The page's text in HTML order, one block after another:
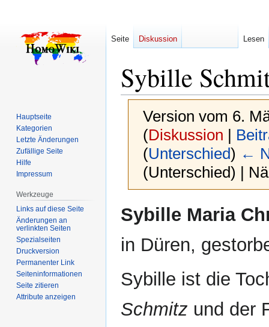
Sybille
Version vom 6.
(Diskussion |
(Unterschied) ←
(Unterschied) |
Navigation
Suche
Sybille Maria
in Düren,
Sybille ist die
Schmitz und der
Seite Diskussion Lesen
Hauptseite
Kategorien
Letzte Änderungen
Zufällige Seite
Hilfe
Impressum
Werkzeuge
Links auf diese Seite
Änderungen an
verlinkten Seiten
Spezialseiten
Druckversion
Permanenter Link
Seiten­­informationen
Seite zitieren
Attribute anzeigen